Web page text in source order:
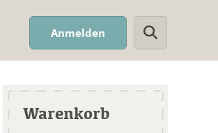
Anmelden Suchwort
Warenkorb